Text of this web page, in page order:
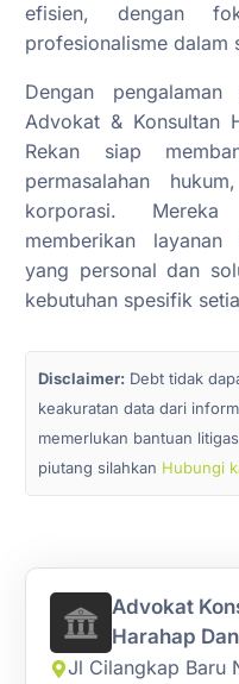
efisien, dengan
profesionalisme dalam
Dengan
Advokat & Konsultan
Rekan siap
permasalahan
korporasi.
memberikan
yang personal dan
kebutuhan spesifik
Disclaimer: Debt tidak
keakuratan data dari
memerlukan bantuan
piutang silahkan Hubungi
Advokat
Harahap
Jl Cilangkap Baru